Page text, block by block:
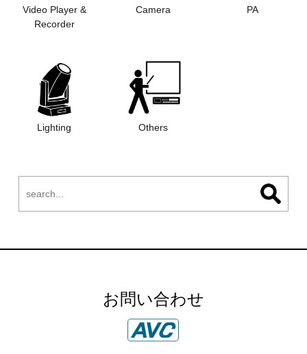
Video Player &
Recorder
Camera PA
Lighting Others
お問い合わせ